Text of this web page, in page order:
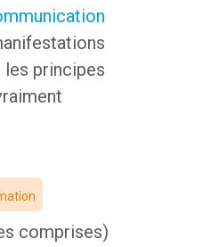
les principes
comprises)